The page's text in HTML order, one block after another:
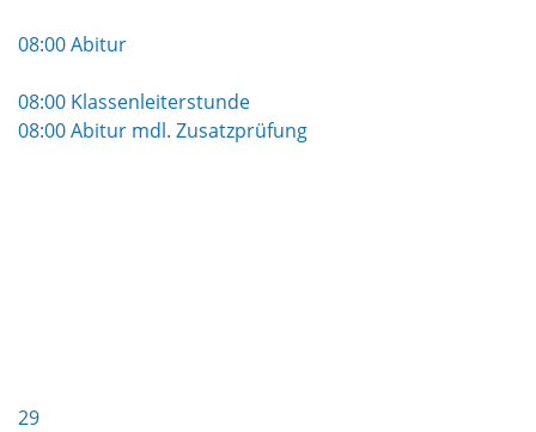
08:00 Abitur
08:00 Klassenleiterstunde
08:00 Abitur mdl. Zusatzprüfung
29